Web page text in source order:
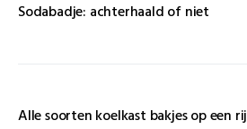
Sodabadje: achterhaald of niet
Alle soorten koelkast bakjes op een rij